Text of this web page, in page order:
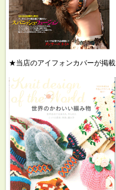
★当店のアイフォンカバーが掲載